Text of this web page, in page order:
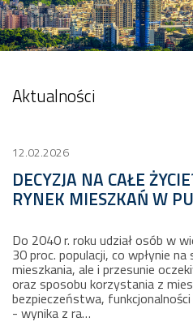
Aktualności
12.02.2026
DECYZJA NA CAŁE
RYNEK MIESZKAŃ W
Do 2040 r. roku udział osób w
30 proc. populacji, co wpłynie
mieszkania, ale i przesunie
oraz sposobu korzystania z
bezpieczeństwa,
- wynika z ra…